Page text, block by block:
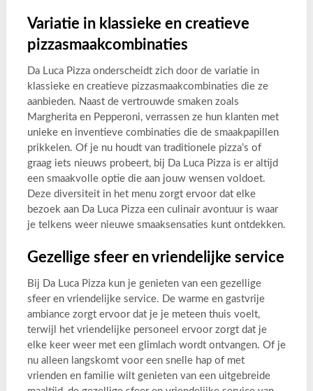
Variatie in klassieke en creatieve
pizzasmaakcombinaties
Da Luca Pizza onderscheidt zich door de variatie in
klassieke en creatieve pizzasmaakcombinaties die ze
aanbieden. Naast de vertrouwde smaken zoals
Margherita en Pepperoni, verrassen ze hun klanten met
unieke en inventieve combinaties die de smaakpapillen
prikkelen. Of je nu houdt van traditionele pizza’s of
graag iets nieuws probeert, bij Da Luca Pizza is er altijd
een smaakvolle optie die aan jouw wensen voldoet.
Deze diversiteit in het menu zorgt ervoor dat elke
bezoek aan Da Luca Pizza een culinair avontuur is waar
je telkens weer nieuwe smaaksensaties kunt ontdekken.
Gezellige sfeer en vriendelijke service
Bij Da Luca Pizza kun je genieten van een gezellige
sfeer en vriendelijke service. De warme en gastvrije
ambiance zorgt ervoor dat je je meteen thuis voelt,
terwijl het vriendelijke personeel ervoor zorgt dat je
elke keer weer met een glimlach wordt ontvangen. Of je
nu alleen langskomt voor een snelle hap of met
vrienden en familie wilt genieten van een uitgebreide